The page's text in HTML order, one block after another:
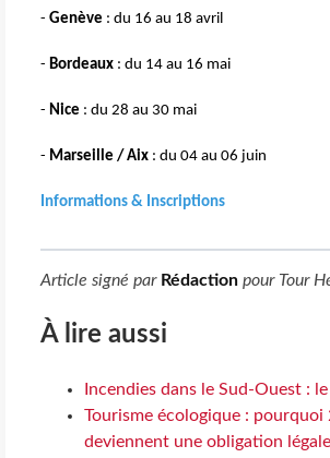
- Genève : du 16 au 18 avril
- Bordeaux: du 14 au 16 mai
- Nice : du 28 au 30 mai
- Marseille / Aix: du 04 au 06 juin
Informations & Inscriptions
Article signé par Rédactionpour Tour
À lire aussi
Incendies dans le Sud-Ouest :
Tourisme écologique : pourquoi
deviennent une obligation légale